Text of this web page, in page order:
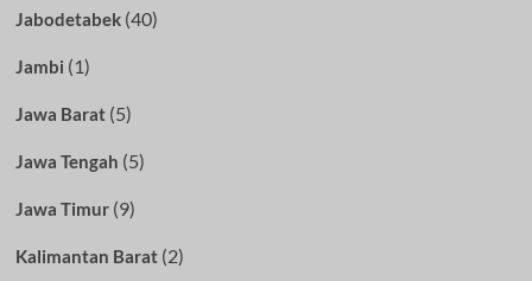
Jabodetabek(40)
Jambi (1)
Jawa Barat(5)
Jawa Tengah (5)
Jawa Timur(9)
Kalimantan Barat(2)